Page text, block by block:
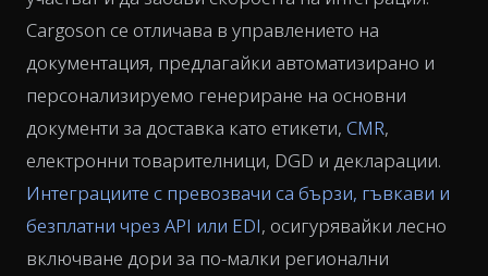
Cargoson се отличава в управлението на
документация, предлагайки автоматизирано и
персонализируемо генериране на основни
документи за доставка като етикети, CMR,
електронни товарителници, DGD и декларации.
Интеграциите с превозвачи са бързи, гъвкави и
безплатни чрез API или EDI, осигурявайки лесно
включване дори за по-малки регионални